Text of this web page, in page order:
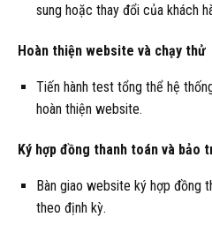
sung hoặc thay đổi của khách
Hoàn thiện website và chạy thử
Tiến hành test tổng thể hệ
hoàn thiện website.
Ký hợp đồng thanh toán và bảo
Bàn giao website ký hợp đồng
theo định kỳ.